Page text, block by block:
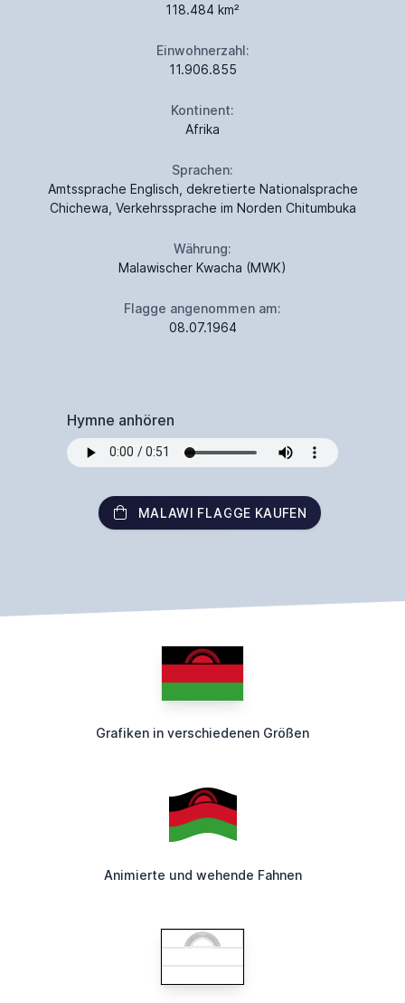
118.484 km²
Einwohnerzahl:
11.906.855
Kontinent:
Afrika
Sprachen:
Amtssprache Englisch, dekretierte Nationalsprache
Chichewa, Verkehrssprache im Norden Chitumbuka
Währung:
Malawischer Kwacha (MWK)
Flagge angenommen am:
08.07.1964
Hymne anhören
MALAWI FLAGGE KAUFEN
Grafiken in verschiedenen Größen
Animierte und wehende Fahnen